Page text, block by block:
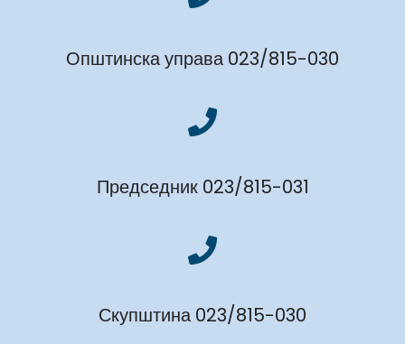
Општинска управа 023/815-030
Председник 023/815-031
Скупштина 023/815-030